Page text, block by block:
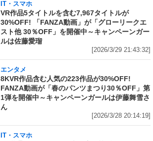
IT・スマホ
VR作品5タイトルを含む7,967タイトルが
30%OFF! 「FANZA動画」が「グローリークエ
スト他 30％OFF」を開催中～キャンペーンガー
ルは佐藤愛瑠
[2026/3/29 21:43:32]
エンタメ
8KVR作品含む人気の223作品が30%OFF!
FANZA動画が「春のパンツまつり30％OFF」第
1弾を開催中～キャンペーンガールは伊藤舞雪さ
ん
[2026/3/28 20:14:19]
IT・スマホ